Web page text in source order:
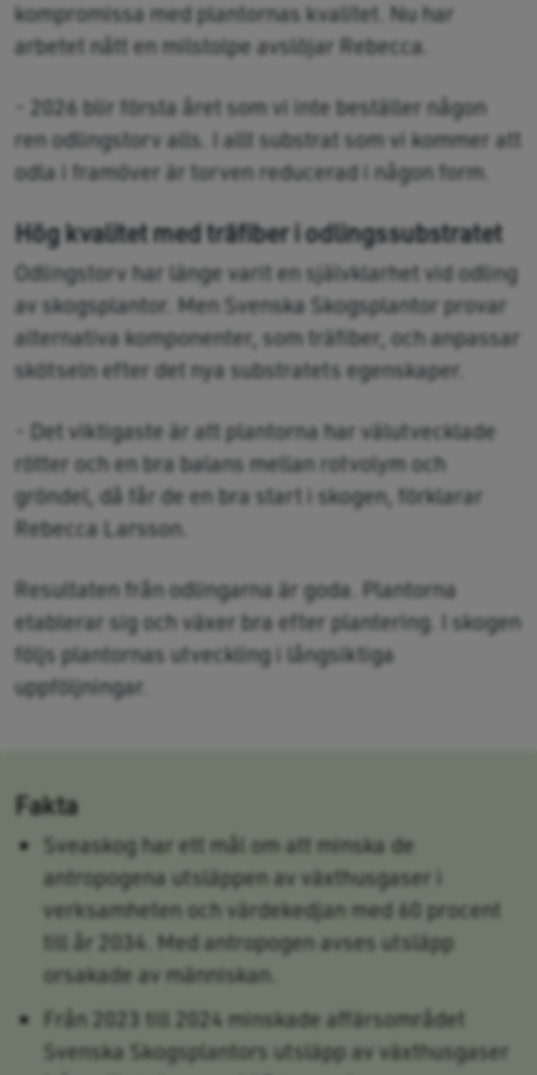
kompromissa med plantornas kvalitet. Nu har
arbetet nått en milstolpe avslöjar Rebecca.
- 2026 blir första året som vi inte beställer någon
ren odlingstorv alls. I allt substrat som vi kommer att
odla i framöver är torven reducerad i någon form.
Hög kvalitet med träfiber i odlingssubstratet
Odlingstorv har länge varit en självklarhet vid odling
av skogsplantor. Men Svenska Skogsplantor provar
alternativa komponenter, som träfiber, och anpassar
skötseln efter det nya substratets egenskaper.
- Det viktigaste är att plantorna har välutvecklade
rötter och en bra balans mellan rotvolym och
gröndel, då får de en bra start i skogen, förklarar
Rebecca Larsson.
Resultaten från odlingarna är goda. Plantorna
etablerar sig och växer bra efter plantering. I skogen
följs plantornas utveckling i långsiktiga
uppföljningar.
Fakta
Sveaskog har ett mål om att minska de
antropogena utsläppen av växthusgaser i
verksamheten och värdekedjan med 60 procent
till år 2034. Med antropogen avses utsläpp
orsakade av människan.
Från 2023 till 2024 minskade affärsområdet
Svenska Skogsplantors utsläpp av växthusgaser